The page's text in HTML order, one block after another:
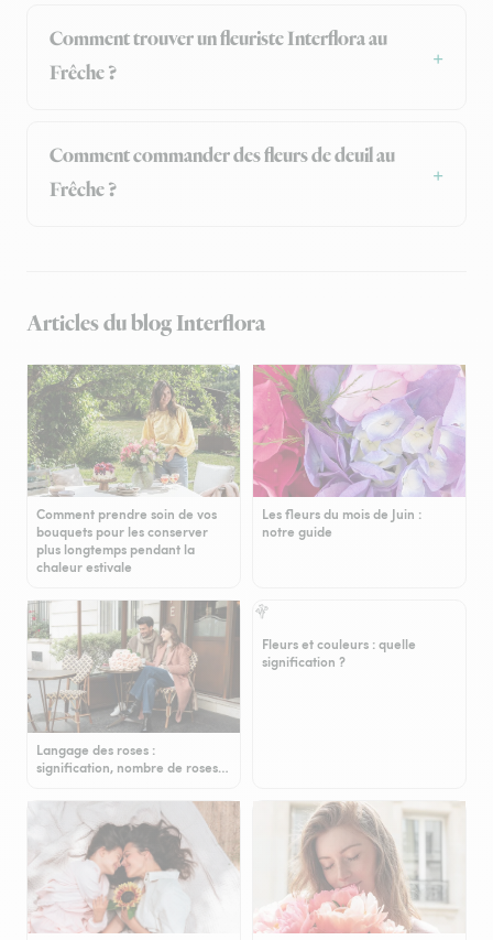
Comment trouver un fleuriste Interflora au
Frêche ?
Comment commander des fleurs de deuil au
Frêche ?
Articles du blog Interflora
Comment prendre soin de vos
bouquets pour les conserver
plus longtemps pendant la
chaleur estivale
Les fleurs du mois de Juin :
notre guide
Langage des roses :
signification, nombre de roses…
Fleurs et couleurs : quelle
signification ?